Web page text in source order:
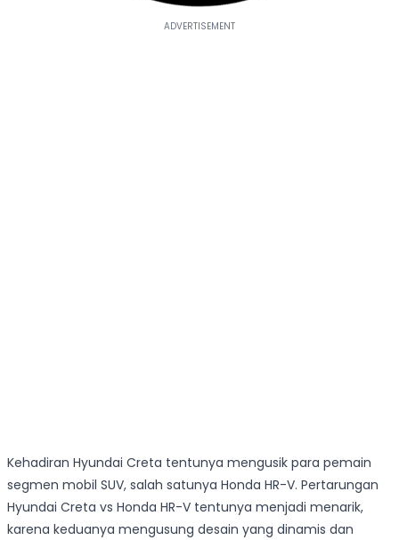
Kehadiran Hyundai Creta tentunya mengusik para pemain
segmen mobil SUV, salah satunya Honda HR-V. Pertarungan
Hyundai Creta vs Honda HR-V tentunya menjadi menarik,
karena keduanya mengusung desain yang dinamis dan